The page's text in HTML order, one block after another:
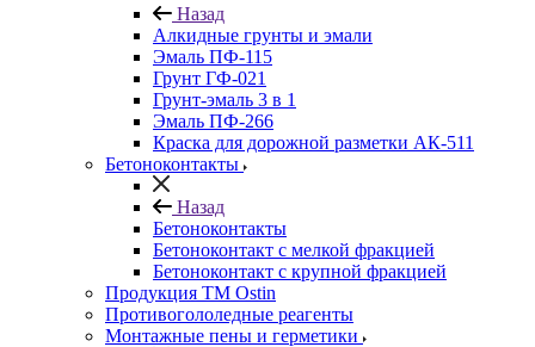
Назад
Алкидные грунты и эмали
Эмаль ПФ-115
Грунт ГФ-021
Грунт-эмаль 3 в 1
Эмаль ПФ-266
Краска для дорожной разметки АК-511
Бетоноконтакты
Назад
Бетоноконтакты
Бетоноконтакт с мелкой фракцией
Бетоноконтакт с крупной фракцией
Продукция ТМ Ostin
Противогололедные реагенты
Монтажные пены и герметики